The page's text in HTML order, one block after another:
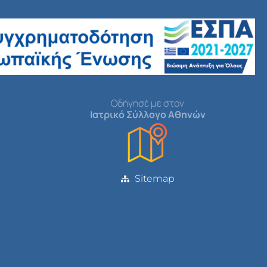
Οδήγησέ με στον
Ιατρικό Σύλλογο Αθηνών
Sitemap